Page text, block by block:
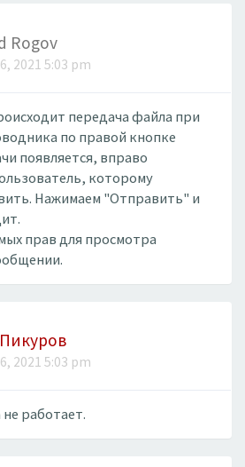
Rogov
2021 5:03 pm
передача файла при
по правой кнопке
появляется, вправо
которому
Нажимаем "Отправить" и
прав для просмотра
2021 5:03 pm
работает.